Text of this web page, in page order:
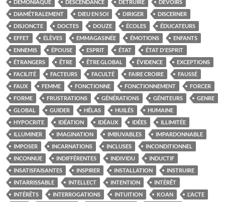
DÉMONIAQUE DESCENDANCE DÉTRUIRE
DEVOIRS
DIAMÉTRALEMENT
DIEU EN SOI DIRIGER
DISCERNER
DISJONCTE
DOCTES DOUZE ÉCOLES
ÉDUCATEURS
EFFET
ÉLÈVES EMMAGASINÉE ÉMOTIONS
ENFANTS
ENNEMIS
ÉPOUSE ESPRIT ÉTAT
ÉTAT D'ESPRIT
ÉTRANGERS
ÊTRE ÊTRE GLOBAL ÉVIDENCE
EXCEPTIONS
FACILITÉ
FACTEURS FACULTÉ FAIRE CROIRE
FAUSSÉ
FAUX
FEMME FONCTIONNE FONCTIONNEMENT
FORCER
FORME
FRUSTRATIONS GÉNÉRATIONS GÉNITEURS
GENRE
GLOBAL
GUIDER HÉLAS HUILÉS
HUMAINE
HYPOCRITE
IDÉATION IDÉAUX IDÉES
ILLIMITÉE
ILLUMINER
IMAGINATION IMBUVABLES
IMPARDONNABLE
IMPOSER
INCARNATIONS INCLUSES
INCONDITIONNEL
INCONNUE
INDIFFÉRENTES INDIVIDU
INDUCTIF
INSATISFAISANTES
INSPIRER INSTALLATION
INSTRUIRE
INTARRISSABLE
INTELLECT INTENTION
INTÉRÊT
INTÉRÊTS
INTERROGATIONS INTUITION KOAN
L'ACTE